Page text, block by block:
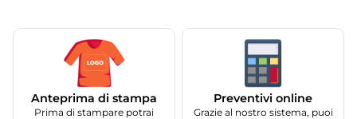
Anteprima di stampa
Prima di stampare potrai
Preventivi online
Grazie al nostro sistema, puoi